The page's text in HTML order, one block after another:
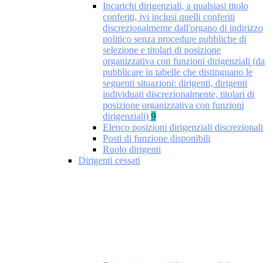
Incarichi dirigenziali, a qualsiasi titolo
conferiti, ivi inclusi quelli conferiti
discrezionalmente dall'organo di indirizzo
politico senza procedure pubbliche di
selezione e titolari di posizione
organizzativa con funzioni dirigenziali (da
pubblicare in tabelle che distinguano le
seguenti situazioni: dirigenti, dirigenti
individuati discrezionalmente, titolari di
posizione organizzativa con funzioni
dirigenziali) 9
Elenco posizioni dirigenziali discrezionali
Posti di funzione disponibili
Ruolo dirigenti
Dirigenti cessati